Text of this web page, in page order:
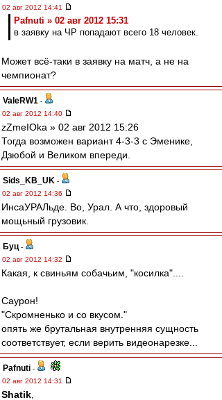
02 авг 2012 14:41
Pafnuti » 02 авг 2012 15:31
в заявку на ЧР попадают всего 18 человек.
Может всё-таки в заявку на матч, а не на
чемпионат?
ValeRW1 -
02 авг 2012 14:40
zZmeIOka » 02 авг 2012 15:26
Тогда возможен вариант 4-3-3 с Эменике,
Дзюбой и Великом впереди.
Sids_KB_UK -
02 авг 2012 14:36
ИнсаУРАЛьде. Во, Урал. А что, здоровый
мощьный грузовик.
Буц -
02 авг 2012 14:32
Какая, к свиньям собачьим, "косилка"....
Саурон!
"Скромненько и со вкусом."
опять же брутальная внутренняя сущность
соответствует, если верить видеонарезке...
Pafnuti -
02 авг 2012 14:31
Shatik